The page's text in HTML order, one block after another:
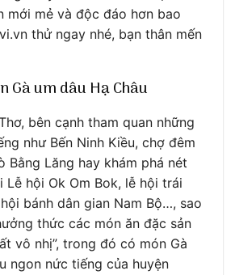
mới mẻ và độc đáo hơn bao
thử ngay nhé, bạn thân mến
Gà um dâu Hạ Châu
bên cạnh tham quan những
như Bến Ninh Kiều, chợ đêm
Bằng Lăng hay khám phá nét
Lễ hội Ok Om Bok, lễ hội trái
bánh dân gian Nam Bộ…, sao
thức các món ăn đặc sản
vô nhị”, trong đó có món Gà
ngon nức tiếng của huyện